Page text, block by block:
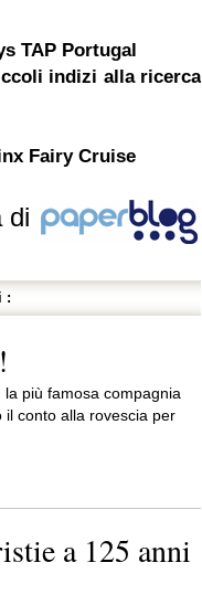
TAP Portugal
indizi alla ricerca
Fairy Cruise
di
:
più famosa compagnia
conto alla rovescia per
a 125 anni